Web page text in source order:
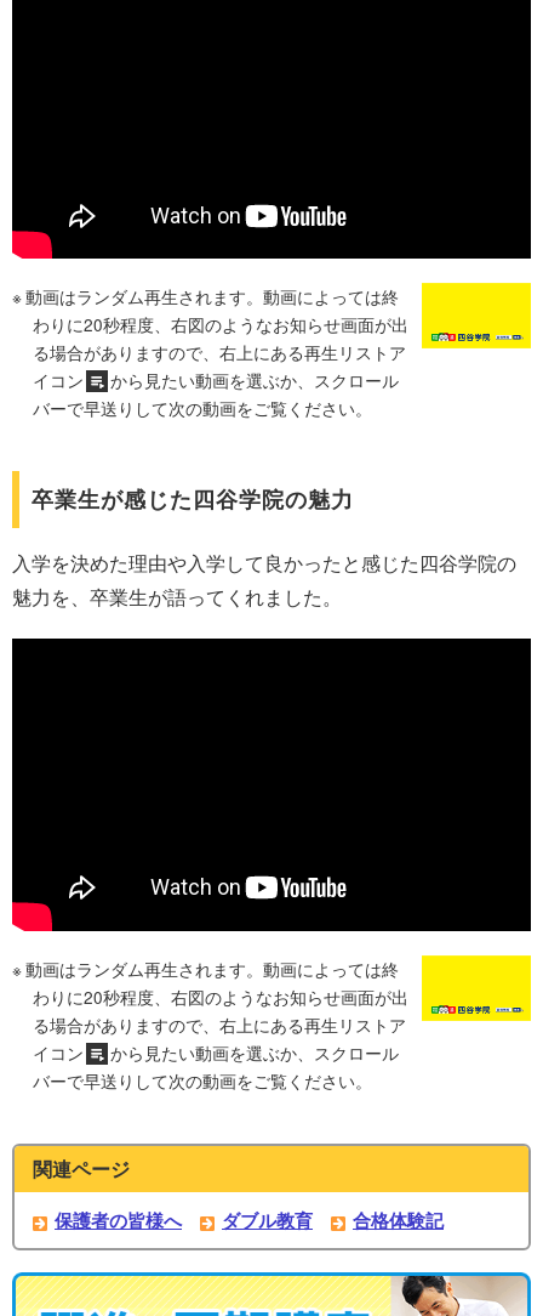
動画はランダム再生されます。動画によっては終
わりに20秒程度、右図のようなお知らせ画面が出
る場合がありますので、右上にある再生リストア
イコン
から見たい動画を選ぶか、スクロール
バーで早送りして次の動画をご覧ください。
卒業生が感じた四谷学院の魅力
入学を決めた理由や入学して良かったと感じた四谷学院の
魅力を、卒業生が語ってくれました。
動画はランダム再生されます。動画によっては終
わりに20秒程度、右図のようなお知らせ画面が出
る場合がありますので、右上にある再生リストア
イコン
から見たい動画を選ぶか、スクロール
バーで早送りして次の動画をご覧ください。
関連ページ
保護者の皆様へ ダブル教育 合格体験記